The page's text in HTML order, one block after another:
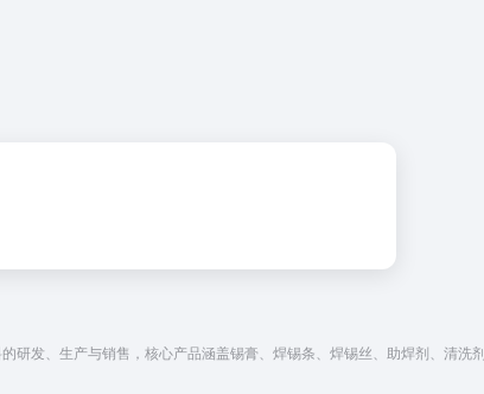
发、生产与销售，核心产品涵盖锡膏、焊锡条、焊锡丝、助焊剂、清